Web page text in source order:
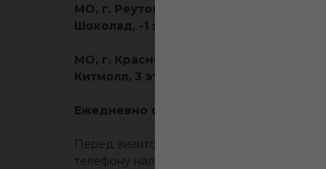
МО, г. Реутов, МКАД 2-й км, д. 2, ТРЦ
Шоколад, -1 этаж
МО, г. Красногорск, ул. Ленина, д. 2, ТЦ
Китмолл, 3 этаж
Ежедневно с 10:00 до 21:00
Перед визитом, уточните у менеджера по
телефону наличие образца понравившейся